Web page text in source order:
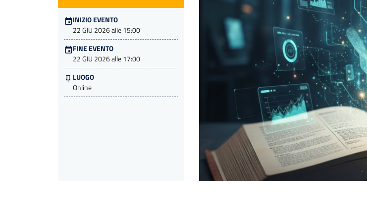
INIZIO EVENTO
22 GIU 2026 alle 15:00
FINE EVENTO
22 GIU 2026 alle 17:00
LUOGO
Online